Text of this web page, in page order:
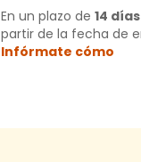
En un plazo de 14
partir de la fecha de
Infórmate cómo